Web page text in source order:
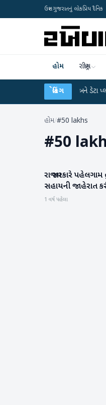
ઉત્તર ગુજરાતનું લોકપ્રિય દૈનિક
હોમ રાષ્ટ્રીય
બ્રેકિંગ
રિચાર્જ અને ડેટા પ્લાન ●
હોમ/#50 lakhs
#50
રાષ્ટ્રીય
રાજ્ય સરકારે
સહાયની જાહેરાત
1 વર્ષ પહેલા